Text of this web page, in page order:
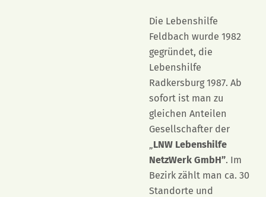
Die Lebenshilfe
Feldbach wurde 1982
gegründet, die
Lebenshilfe
Radkersburg 1987. Ab
sofort ist man zu
gleichen Anteilen
Gesellschafter der
„LNW Lebenshilfe
NetzWerk GmbH”. Im
Bezirk zählt man ca. 30
Standorte und